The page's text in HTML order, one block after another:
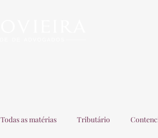
Todas as matérias Tributário